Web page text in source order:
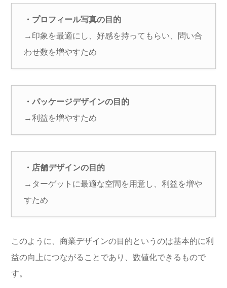
・プロフィール写真の目的
→印象を最適にし、好感を持ってもらい、問い合
わせ数を増やすため
・パッケージデザインの目的
→利益を増やすため
・店舗デザインの目的
→ターゲットに最適な空間を用意し、利益を増や
すため
このように、商業デザインの目的というのは基本的に利
益の向上につながることであり、数値化できるもので
す。